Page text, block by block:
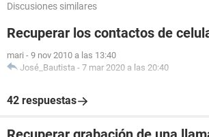
Discusiones similares
Recuperar los contactos de
mari - 9 nov 2010 a las 13:40
José_Bautista - 7 mar 2020 a las 20:40
42 respuestas